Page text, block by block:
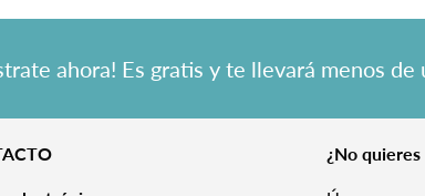
ahora! Es gratis y te llevará menos de
¿No